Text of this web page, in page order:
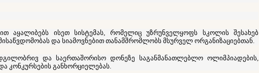
აყალიბებს ისეთ სისტემას, რომელიც უზრუნველყოფს სკოლის შესახებ
და სიამოვნებით თანამშრომლობს მსურველ ორგანიზაციებთან.
და საერთაშორისო დონეზე საგანმანათლებლო ოლიმპიადების,
კონკურსების განხორციელებას.